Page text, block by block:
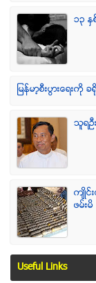
၁၃ ႏွ
ျမန္မာ့စီးပြားေ
သူရဦ
က်ဳိင္း
ဖမ္းမိ
Useful Links